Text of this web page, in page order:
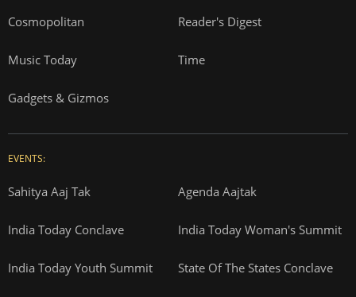
Cosmopolitan Reader's Digest
Music Today Time
Gadgets & Gizmos
EVENTS:
Sahitya Aaj Tak Agenda Aajtak
India Today Conclave India Today Woman's Summit
India Today Youth Summit State Of The States Conclave